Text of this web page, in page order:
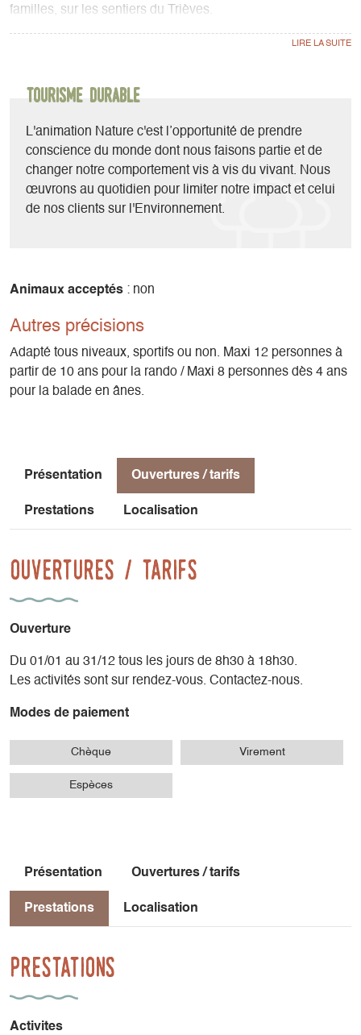
familles, sur les sentiers du Trièves.
pédestres ou en raquettes l’hiver dans les massifs
Nous sommes spécialisés dans l'animation nature pour les
de vacances et les scolaires. L'occasion d'apprendre tout
en s'amusant !
Tourisme durable
L'animation Nature c'est l’opportunité de prendre
conscience du monde dont nous faisons partie et de
changer notre comportement vis à vis du vivant. Nous
œuvrons au quotidien pour limiter notre impact et celui
de nos clients sur l'Environnement.
Animaux acceptés : non
Autres précisions
Adapté tous niveaux, sportifs ou non. Maxi 12 personnes à
partir de 10 ans pour la rando / Maxi 8 personnes dès 4 ans
pour la balade en ânes.
Présentation Ouvertures / tarifs
Prestations Localisation
Ouvertures / tarifs
Ouverture
Du 01/01 au 31/12 tous les jours de 8h30 à 18h30.
Les activités sont sur rendez-vous. Contactez-nous.
Modes de paiement
Chèque Virement
Espèces
Présentation Ouvertures / tarifs
Prestations Localisation
Prestations
Activites